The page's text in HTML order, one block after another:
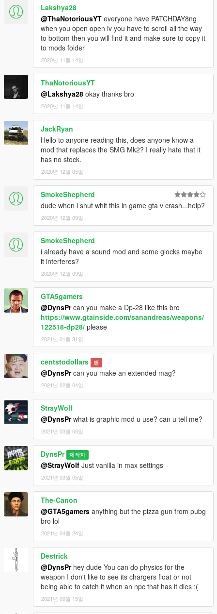
Lakshya28
@ThaNotoriousYT everyone have PATCHDAY8ng
when you open open iv you have to scroll all the way
to bottom then you will find it and make sure to copy it
to mods folder
2020년 11월 14일
ThaNotoriousYT
@Lakshya28 okay thanks bro
2020년 11월 14일
JackRyan
Hello to anyone reading this, does anyone know a
mod that replaces the SMG Mk2? I really hate that it
has no stock.
2020년 12월 05일
SmokeShepherd
dude when i shut whit this in game gta v crash...help?
2020년 12월 09일
SmokeShepherd
i already have a sound mod and some glocks maybe
it interferes?
2020년 12월 09일
GTA5gamers
@DynsPrcan you make a Dp-28 like this bro
https://www.gtainside.com/sanandreas/weapons/
122518-dp28/ please
2021년 01월 31일
centstodollars 밴
@DynsPrcan you make an extended mag?
2021년 02월 04일
StrayWolf
@DynsPrwhat is graphic mod u use? can u tell me?
2021년 03월 05일
DynsPr 제작자
@StrayWolf Just vanilla in max settings
2021년 03월 05일
The-Canon
@GTA5gamers anything but the pizza gun from pubg
bro lol
2021년 04월 24일
Destrick
@DynsPrhey dude You can do physics for the
weapon I don't like to see its chargers float or not
being able to catch it when an npc that has it dies :(
2021년 09월 15일